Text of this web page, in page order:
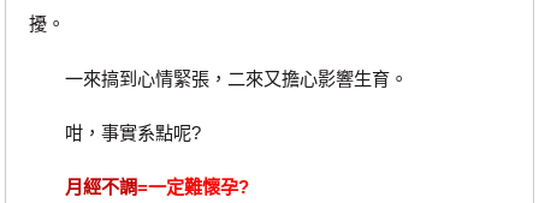
擾。
一來搞到心情緊張，二來又擔心影響生育。
咁，事實系點呢?
月經不調=一定難懷孕?